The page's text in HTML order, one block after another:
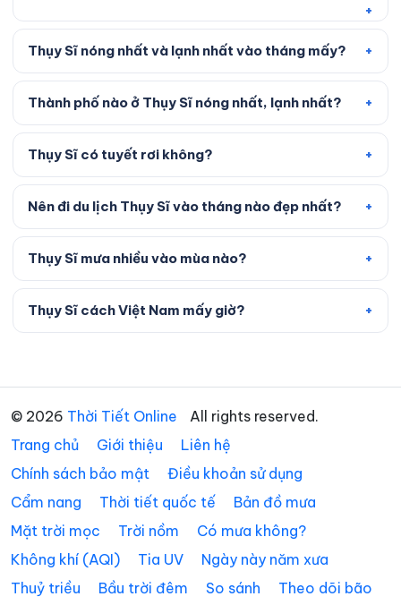
Thụy Sĩ nóng nhất và lạnh nhất vào tháng mấy?
Thành phố nào ở Thụy Sĩ nóng nhất, lạnh nhất?
Thụy Sĩ có tuyết rơi không?
Nên đi du lịch Thụy Sĩ vào tháng nào đẹp nhất?
Thụy Sĩ mưa nhiều vào mùa nào?
Thụy Sĩ cách Việt Nam mấy giờ?
© 2026 Thời Tiết Online
All rights reserved.
Trang chủ
Giới thiệu
Liên hệ
Chính sách bảo mật
Điều khoản sử dụng
Cẩm nang
Thời tiết quốc tế
Bản đồ mưa
Mặt trời mọc
Trời nồm
Có mưa không?
Không khí (AQI)
Tia UV
Ngày này năm xưa
Thuỷ triều
Bầu trời đêm So sánh Theo dõi bão